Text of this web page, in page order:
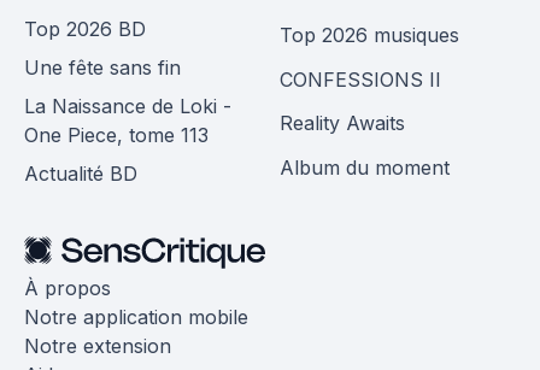
Top 2026 BD
Une fête sans fin
La Naissance de Loki -
One Piece, tome 113
Actualité BD
Top 2026 musiques
CONFESSIONS II
Reality Awaits
Album du moment
À propos
Notre application mobile
Notre extension